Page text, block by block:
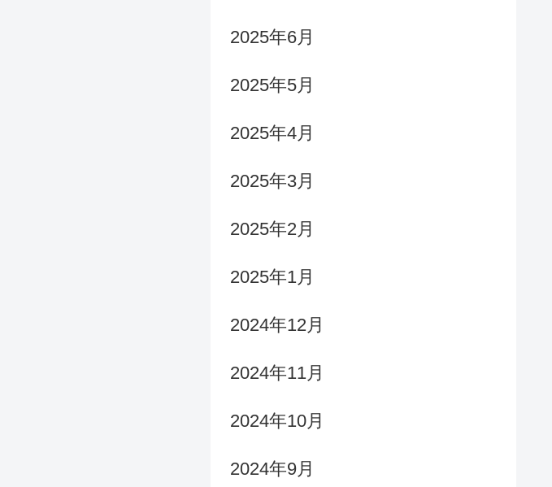
2025年6月
2025年5月
2025年4月
2025年3月
2025年2月
2025年1月
2024年12月
2024年11月
2024年10月
2024年9月